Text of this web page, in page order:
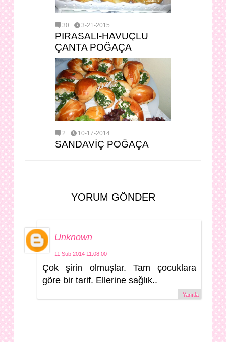
30 3-21-2015
PIRASALI-HAVUÇLU
ÇANTA POĞAÇA
2 10-17-2014
SANDAVİÇ POĞAÇA
YORUM GÖNDER
Unknown
11 Şub 2014 11:08:00
Çok şirin olmuşlar. Tam çocuklara
göre bir tarif. Ellerine sağlık..
Yanıtla